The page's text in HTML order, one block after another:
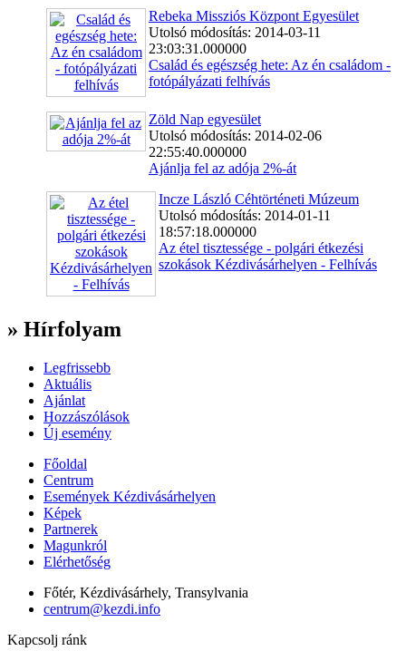
Rebeka Missziós Központ Egyesület
Utolsó módosítás: 2014-03-11
23:03:31.000000
Család és egészség hete: Az én családom -
fotópályázati felhívás
Zöld Nap egyesület
Utolsó módosítás: 2014-02-06
22:55:40.000000
Ajánlja fel az adója 2%-át
Incze László Céhtörténeti Múzeum
Utolsó módosítás: 2014-01-11
18:57:18.000000
Az étel tisztessége - polgári étkezési
szokások Kézdivásárhelyen - Felhívás
» Hírfolyam
Legfrissebb
Aktuális
Ajánlat
Hozzászólások
Új esemény
Főoldal
Centrum
Események Kézdivásárhelyen
Képek
Partnerek
Magunkról
Elérhetőség
Főtér, Kézdivásárhely, Transylvania
centrum@kezdi.info
Kapcsolj ránk